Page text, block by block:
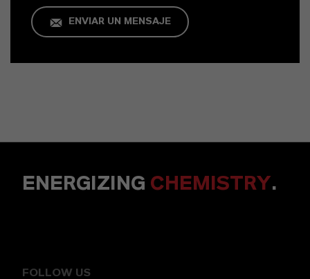
ENVIAR UN MENSAJE
ENERGIZING CHEMISTRY.
FOLLOW US